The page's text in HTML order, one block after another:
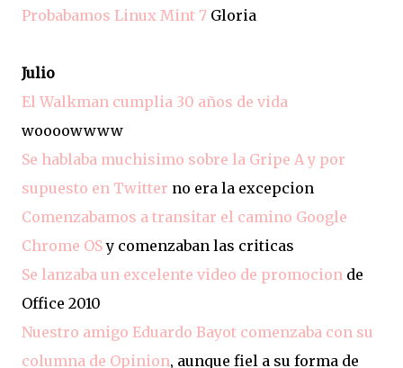
Probabamos Linux Mint 7 Gloria
Julio
El Walkman cumplia 30 años de vida
woooowwww
Se hablaba muchisimo sobre la Gripe A y por
supuesto en Twitter no era la excepcion
Comenzabamos a transitar el camino Google
Chrome OSy comenzaban las criticas
Se lanzaba un excelente video de promocion de
Office 2010
Nuestro amigo Eduardo Bayot comenzaba con su
columna de Opinion, aunque fiel a su forma de